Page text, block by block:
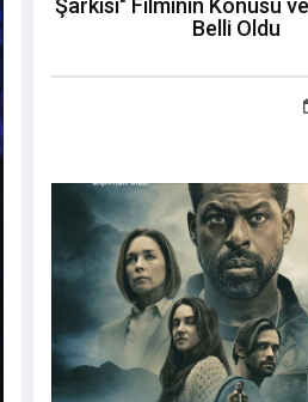
Şarkısı" Filminin Konusu
Belli Oldu